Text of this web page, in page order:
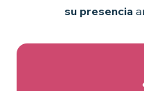
su presencia